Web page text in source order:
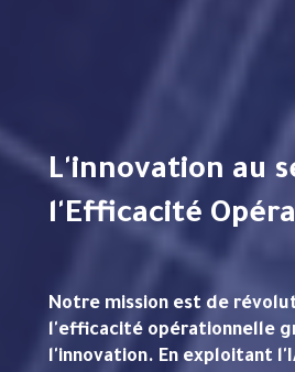
L'innovation au
l'Efficacité
Notre mission est de
l'efficacité opérationnelle
l'innovation. En exploitant